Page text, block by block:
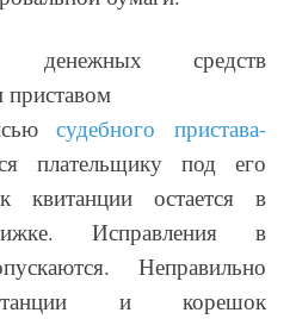
судебного пристава-
плательщику под его
квитанции остается в
Исправления в
Неправильно
и корешок